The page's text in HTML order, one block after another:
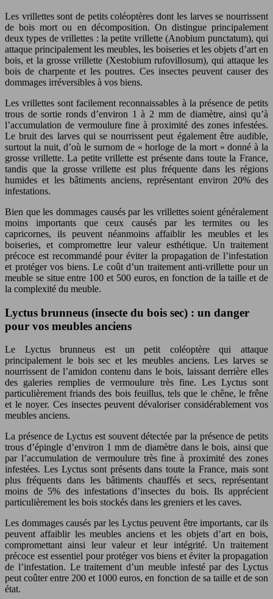
Les vrillettes sont de petits coléoptères dont les larves se nourrissent
de bois mort ou en décomposition. On distingue principalement
deux types de vrillettes : la petite vrillette (Anobium punctatum), qui
attaque principalement les meubles, les boiseries et les objets d’art en
bois, et la grosse vrillette (Xestobium rufovillosum), qui attaque les
bois de charpente et les poutres. Ces insectes peuvent causer des
dommages irréversibles à vos biens.
Les vrillettes sont facilement reconnaissables à la présence de petits
trous de sortie ronds d’environ 1 à 2 mm de diamètre, ainsi qu’à
l’accumulation de vermoulure fine à proximité des zones infestées.
Le bruit des larves qui se nourrissent peut également être audible,
surtout la nuit, d’où le surnom de « horloge de la mort » donné à la
grosse vrillette. La petite vrillette est présente dans toute la France,
tandis que la grosse vrillette est plus fréquente dans les régions
humides et les bâtiments anciens, représentant environ 20% des
infestations.
Bien que les dommages causés par les vrillettes soient généralement
moins importants que ceux causés par les termites ou les
capricornes, ils peuvent néanmoins affaiblir les meubles et les
boiseries, et compromettre leur valeur esthétique. Un traitement
précoce est recommandé pour éviter la propagation de l’infestation
et protéger vos biens. Le coût d’un traitement anti-vrillette pour un
meuble se situe entre 100 et 500 euros, en fonction de la taille et de
la complexité du meuble.
Lyctus brunneus (insecte du bois sec) : un danger
pour vos meubles anciens
Le Lyctus brunneus est un petit coléoptère qui attaque
principalement le bois sec et les meubles anciens. Les larves se
nourrissent de l’amidon contenu dans le bois, laissant derrière elles
des galeries remplies de vermoulure très fine. Les Lyctus sont
particulièrement friands des bois feuillus, tels que le chêne, le frêne
et le noyer. Ces insectes peuvent dévaloriser considérablement vos
meubles anciens.
La présence de Lyctus est souvent détectée par la présence de petits
trous d’épingle d’environ 1 mm de diamètre dans le bois, ainsi que
par l’accumulation de vermoulure très fine à proximité des zones
infestées. Les Lyctus sont présents dans toute la France, mais sont
plus fréquents dans les bâtiments chauffés et secs, représentant
moins de 5% des infestations d’insectes du bois. Ils apprécient
particulièrement les bois stockés dans les greniers et les caves.
Les dommages causés par les Lyctus peuvent être importants, car ils
peuvent affaiblir les meubles anciens et les objets d’art en bois,
compromettant ainsi leur valeur et leur intégrité. Un traitement
précoce est essentiel pour protéger vos biens et éviter la propagation
de l’infestation. Le traitement d’un meuble infesté par des Lyctus
peut coûter entre 200 et 1000 euros, en fonction de sa taille et de son
état.